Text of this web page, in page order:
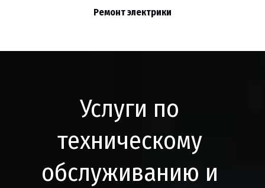
Ремонт электрики
Услуги по
техническому
обслуживанию и